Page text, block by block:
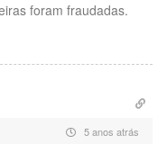
foram fraudadas.
5 anos atrás